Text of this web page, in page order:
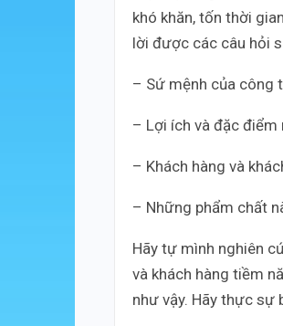
khó khăn, tốn thời
lời được các câu hỏi
– Sứ mệnh của công
– Lợi ích và đặc điểm
– Khách hàng và
– Những phẩm chất
Hãy tự mình nghiên
và khách hàng tiềm
như vậy. Hãy thực sự